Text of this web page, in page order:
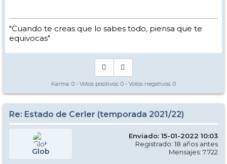
"Cuando te creas que lo sabes todo, piensa que te
equivocas"
Karma: 0 - Votos positivos: 0 - Votos negativos: 0
Re: Estado de Cerler (temporada 2021/22)
Glob
Enviado: 15-01-2022 10:03
Registrado: 18 años antes
Mensajes: 7.722